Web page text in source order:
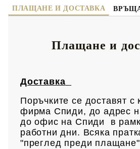
ПЛАЩАНЕ И ДОСТАВКА
Плащане и
Доставка
Поръчките се доставят с
фирма Спиди, до адрес
до офис на Спиди в
работни дни. Всяка
"преглед преди